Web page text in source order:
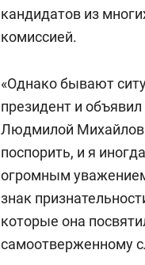
кандидатов из
комиссией.
«Однако бывают
президент и
Людмилой
поспорить, и я
огромным
знак
которые она
самоотверженному